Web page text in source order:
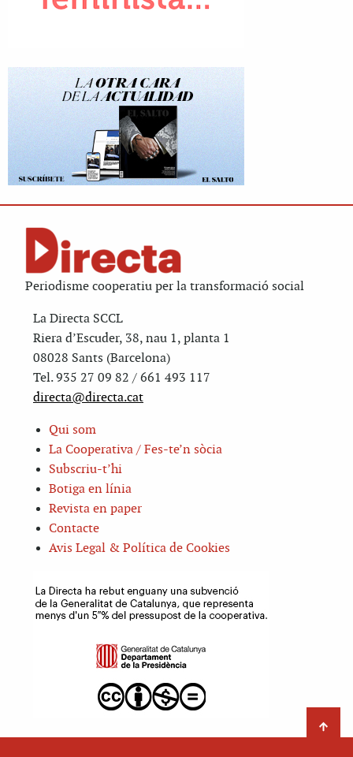
Periodisme cooperatiu per la transformació social
La Directa SCCL
Riera d’Escuder, 38, nau 1, planta 1
08028 Sants (Barcelona)
Tel. 935 27 09 82 / 661 493 117
directa@directa.cat
Qui som
La Cooperativa / Fes-te’n sòcia
Subscriu-t’hi
Botiga en línia
Revista en paper
Contacte
Avis Legal & Política de Cookies